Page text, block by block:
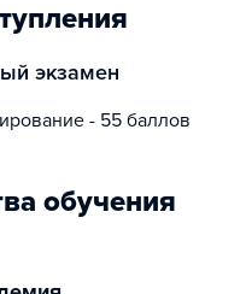
экзамен
- 55 баллов
обучения